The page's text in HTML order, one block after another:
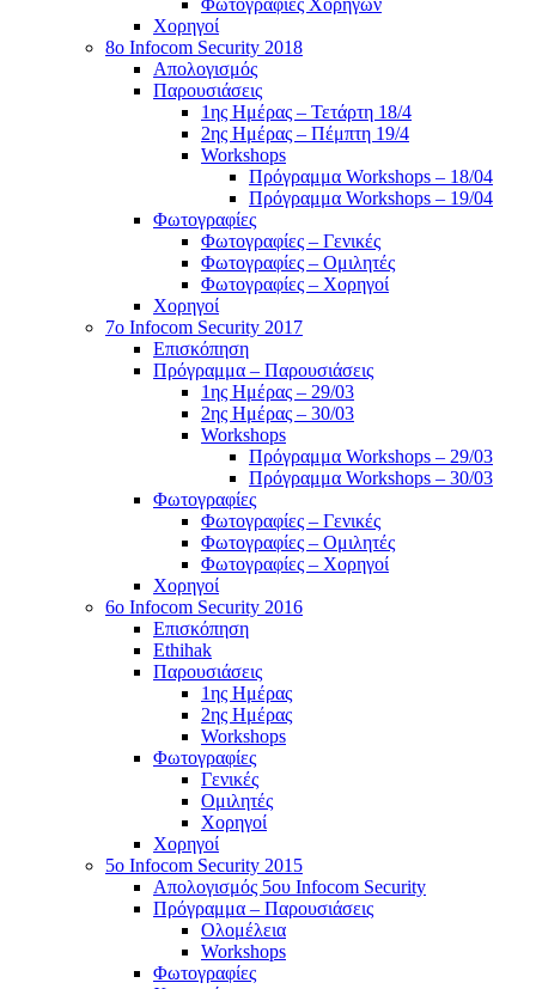
Φωτογραφίες Χορηγών
Χορηγοί
8ο Infocom Security 2018
Απολογισμός
Παρουσιάσεις
1ης Ημέρας – Τετάρτη 18/4
2ης Ημέρας – Πέμπτη 19/4
Workshops
Πρόγραμμα Workshops – 18/04
Πρόγραμμα Workshops – 19/04
Φωτογραφίες
Φωτογραφίες – Γενικές
Φωτογραφίες – Ομιλητές
Φωτογραφίες – Χορηγοί
Χορηγοί
7o Infocom Security 2017
Επισκόπηση
Πρόγραμμα – Παρουσιάσεις
1ης Ημέρας – 29/03
2ης Ημέρας – 30/03
Workshops
Πρόγραμμα Workshops – 29/03
Πρόγραμμα Workshops – 30/03
Φωτογραφίες
Φωτογραφίες – Γενικές
Φωτογραφίες – Ομιλητές
Φωτογραφίες – Χορηγοί
Χορηγοί
6o Infocom Security 2016
Επισκόπηση
Ethihak
Παρουσιάσεις
1ης Ημέρας
2ης Ημέρας
Workshops
Φωτογραφίες
Γενικές
Ομιλητές
Χορηγοί
Χορηγοί
5o Infocom Security 2015
Απολογισμός 5ου Infocom Security
Πρόγραμμα – Παρουσιάσεις
Ολομέλεια
Workshops
Φωτογραφίες